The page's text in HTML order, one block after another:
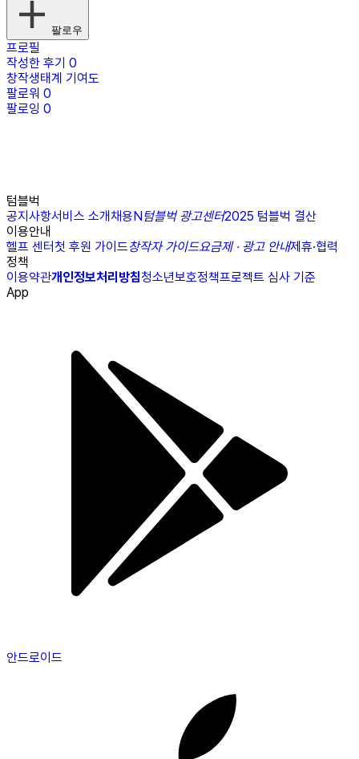
팔로우
프로필
작성한 후기 0
창작생태계 기여도
팔로워 0
팔로잉 0
텀블벅
공지사항서비스 소개채용N텀블벅 광고센터2025 텀블벅 결산
이용안내
헬프 센터첫 후원 가이드창작자 가이드요금제 · 광고 안내제휴·협력
정책
이용약관개인정보처리방침청소년보호정책프로젝트 심사 기준
App
안드로이드